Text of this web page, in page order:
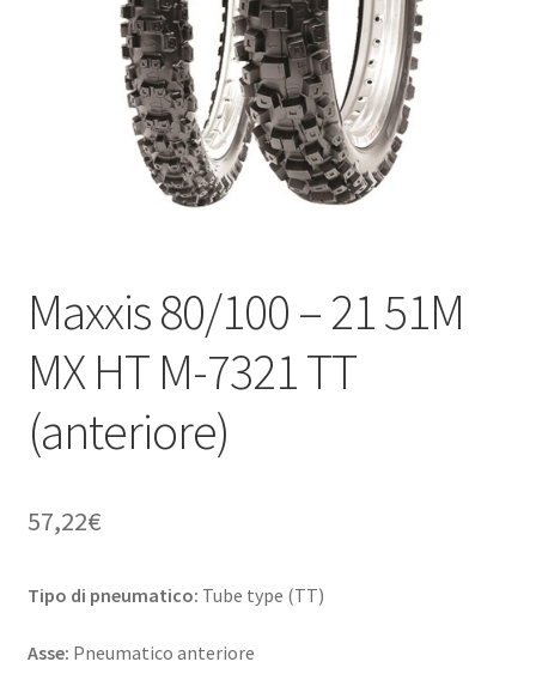
Maxxis 80/100 – 21 51M
MX HT M-7321 TT
(anteriore)
57,22€
Tipo di pneumatico: Tube type (TT)
Asse: Pneumatico anteriore